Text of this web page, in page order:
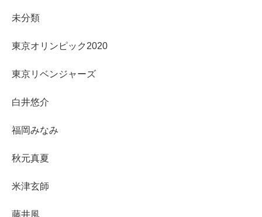
未分類
東京オリンピック2020
東京リベンジャーズ
白井悠介
福岡みなみ
秋元真夏
米津玄師
藤井風